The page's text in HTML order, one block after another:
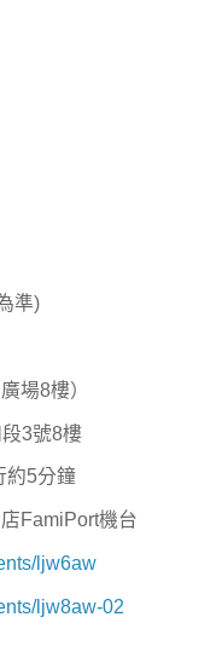
準)
場8樓）
3號8樓
約5分鐘
FamiPort機台
ljw6aw
ljw8aw-02